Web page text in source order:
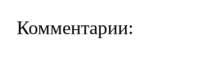
Комментарии: